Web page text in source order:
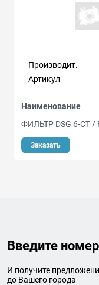
Производит.
Артикул
Наименование
ФИЛЬТР DSG 6-СТ /
Заказать
Введите
И получите
до Вашего города